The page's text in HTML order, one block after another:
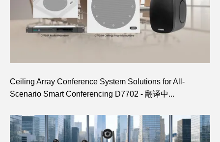
Ceiling Array Conference System Solutions for All-
Scenario Smart Conferencing D7702 - 翻译中...